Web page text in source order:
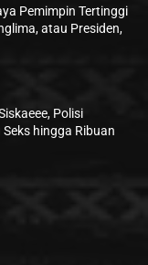
Pemimpin Tertinggi
atau Presiden,
Polisi
hingga Ribuan